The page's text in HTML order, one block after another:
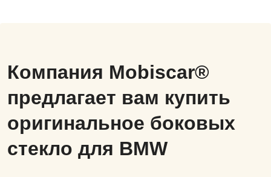
Компания Mobiscar®
предлагает вам купить
оригинальное боковых
стекло для BMW